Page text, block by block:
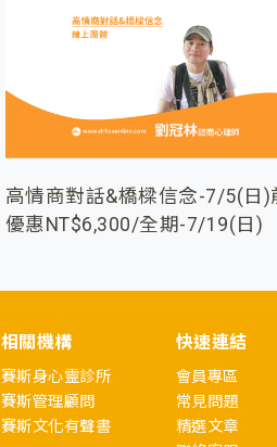
高情商對話&橋樑信念-7/5(日)
優惠NT$6,300/全期-7/19(日)
相關機構
賽斯身心靈診所
賽斯管理顧問
賽斯文化有聲書
快速連結
會員專區
常見問題
精選文章